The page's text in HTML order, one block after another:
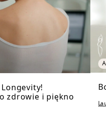
zdrowie i piękno